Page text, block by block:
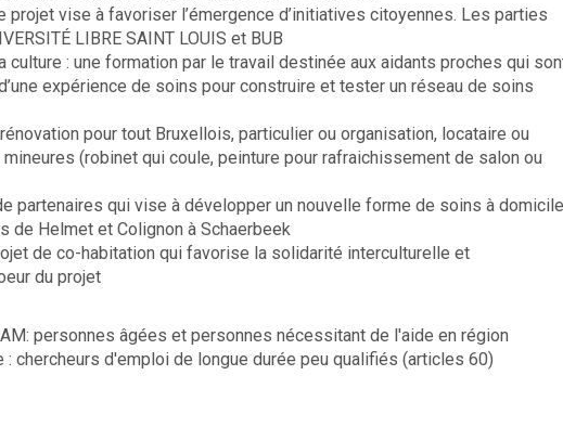
projet vise à favoriser l’émergence d’initiatives citoyennes. Les parties
LIBRE SAINT LOUIS et BUB
: une formation par le travail destinée aux aidants proches qui
expérience de soins pour construire et tester un réseau de soins
pour tout Bruxellois, particulier ou organisation, locataire ou
(robinet qui coule, peinture pour rafraichissement de salon ou
partenaires qui vise à développer un nouvelle forme de soins à domicile
de Helmet et Colignon à Schaerbeek
de co-habitation qui favorise la solidarité interculturelle et
du projet
personnes âgées et personnes nécessitant de l'aide en région
chercheurs d'emploi de longue durée peu qualifiés (articles 60)